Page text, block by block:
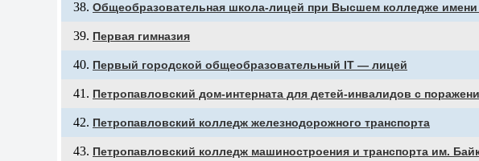
Общеобразовательная школа-лицей при Высшем колледже
Первая гимназия
Первый городской общеобразовательный IT — лицей
Петропавловский дом-интерната для детей-инвалидов с
Петропавловский колледж железнодорожного транспорта
Петропавловский колледж машиностроения и транспорта им.